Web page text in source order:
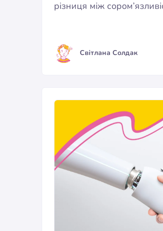
різниця між
Світлана Солдак